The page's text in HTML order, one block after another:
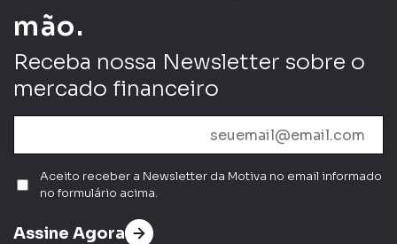
mão.
Receba nossa Newsletter sobre o
mercado financeiro
Aceito receber a Newsletter da Motiva no email informado
no formulário acima.
Assine Agora